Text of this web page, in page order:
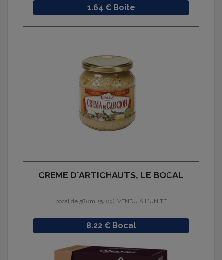
Prix
1.64 € Boite
CREME D'ARTICHAUTS, LE BOCAL
bocal de 580ml (540g), VENDU A L'UNITE
Prix
8.22 € Bocal